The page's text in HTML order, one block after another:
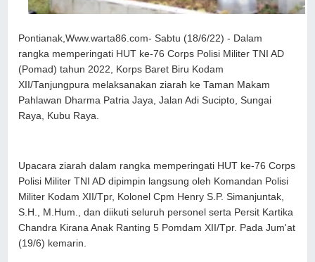
Pontianak,Www.warta86.com- Sabtu (18/6/22) - Dalam
rangka memperingati HUT ke-76 Corps Polisi Militer TNI AD
(Pomad) tahun 2022, Korps Baret Biru Kodam
XII/Tanjungpura melaksanakan ziarah ke Taman Makam
Pahlawan Dharma Patria Jaya, Jalan Adi Sucipto, Sungai
Raya, Kubu Raya.
Upacara ziarah dalam rangka memperingati HUT ke-76 Corps
Polisi Militer TNI AD dipimpin langsung oleh Komandan Polisi
Militer Kodam XII/Tpr, Kolonel Cpm Henry S.P. Simanjuntak,
S.H., M.Hum., dan diikuti seluruh personel serta Persit Kartika
Chandra Kirana Anak Ranting 5 Pomdam XII/Tpr. Pada Jum'at
(19/6) kemarin.